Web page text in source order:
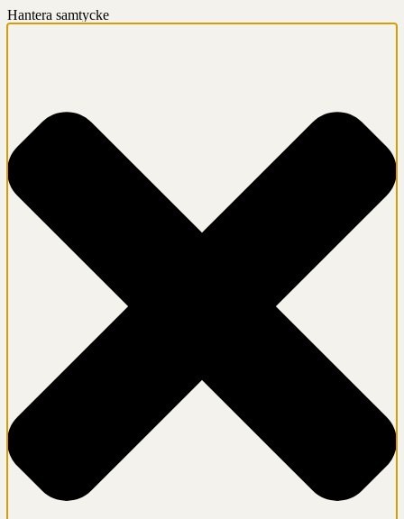
Hantera samtycke